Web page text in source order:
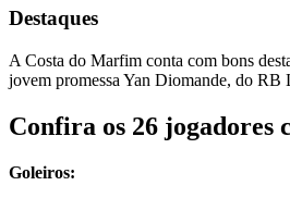
Destaques
A Costa do Marfim conta com bons
jovem promessa Yan Diomande, do
Confira os 26 jogadores
Goleiros: